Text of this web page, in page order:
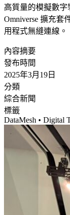
高質量的模擬數
Omniverse 擴充套
用程式無縫連線。
內容摘要
發布時間
2025年3月19日
分類
綜合新聞
標籤
DataMesh • Digital